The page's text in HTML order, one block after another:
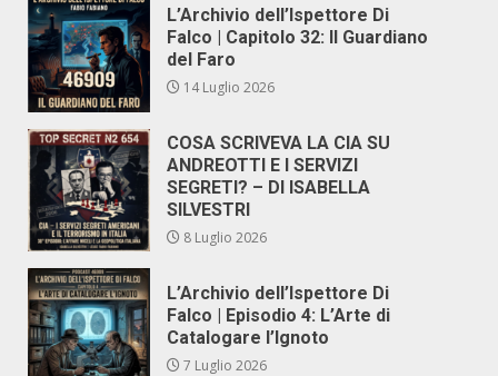
L’Archivio dell’Ispettore Di
Falco | Capitolo 32: Il Guardiano
del Faro
14 Luglio 2026
COSA SCRIVEVA LA CIA SU
ANDREOTTI E I SERVIZI
SEGRETI? – DI ISABELLA
SILVESTRI
8 Luglio 2026
L’Archivio dell’Ispettore Di
Falco | Episodio 4: L’Arte di
Catalogare l’Ignoto
7 Luglio 2026